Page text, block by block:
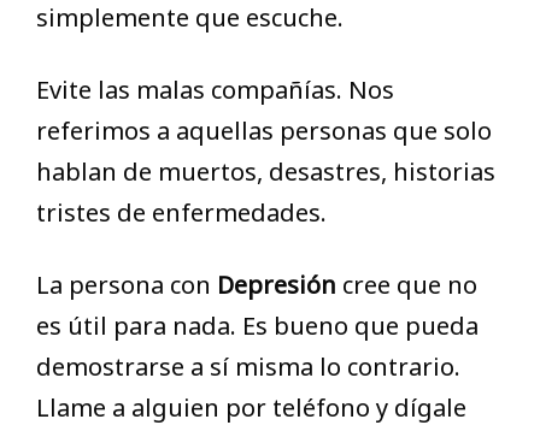
simplemente que escuche.
Evite las malas compañías. Nos
referimos a aquellas personas que solo
hablan de muertos, desastres, historias
tristes de enfermedades.
La persona con Depresión cree que no
es útil para nada. Es bueno que pueda
demostrarse a sí misma lo contrario.
Llame a alguien por teléfono y dígale